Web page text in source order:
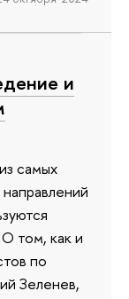
и
самых
том, как и
по
Зеленев,